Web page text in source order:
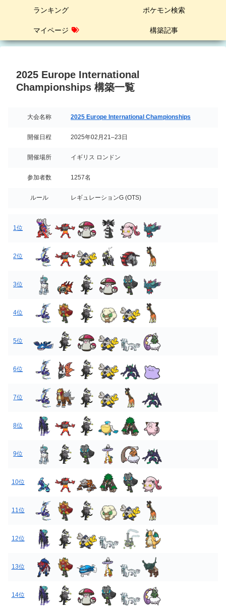
ランキング ポケモン検索
マイページ 構築記事
2025 Europe International
Championships 構築一覧
大会名称 2025 Europe International Championships
開催日程 2025年02月21–23日
開催場所 イギリス ロンドン
参加者数 1257名
ルール レギュレーションG (OTS)
1位
2位
3位
4位
5位
6位
7位
8位
9位
10位
11位
12位
13位
14位